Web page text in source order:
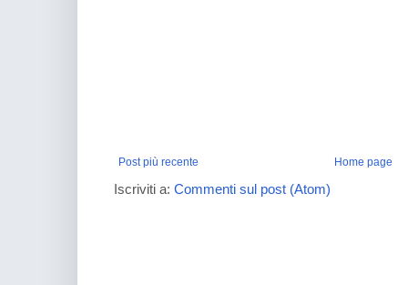
Post più recente Home page
Iscriviti a: Commenti sul post (Atom)